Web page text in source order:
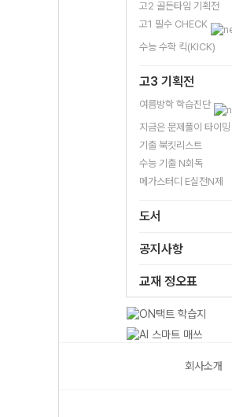
고2 골든타임 기획전
고1 필수 CHECK
수능 수학 킥(KICK)
고3 기획전
여름방학 학습진단
지금은 문제풀이 타이밍
기출 북킷리스트
수능 기출 N회독
메가스터디 E실전N제
도서
공지사항
교재 정오표
나기출 고난도 문
문제) 평가원 수
능 국어 과외식
(2027 수능 대
비)
회사소개